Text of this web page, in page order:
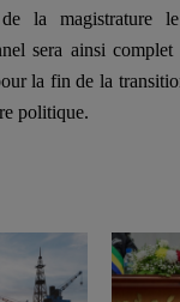
la magistrature
sera ainsi
la fin de la
politique.